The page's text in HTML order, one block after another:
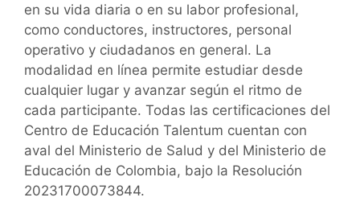
en su vida diaria o en su labor profesional,
como conductores, instructores, personal
operativo y ciudadanos en general. La
modalidad en línea permite estudiar desde
cualquier lugar y avanzar según el ritmo de
cada participante. Todas las certificaciones del
Centro de Educación Talentum cuentan con
aval del Ministerio de Salud y del Ministerio de
Educación de Colombia, bajo la Resolución
20231700073844.